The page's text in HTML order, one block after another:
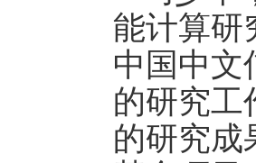
能计算研
中国中文
的研究工
的研究成